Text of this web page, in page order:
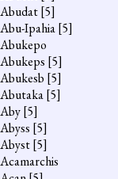
Abudat[5]
Abu-Ipahia[5]
Abukepo
Abukeps [5]
Abukesb [5]
Abutaka[5]
Aby[5]
Abyss [5]
Abyst[5]
Acamarchis